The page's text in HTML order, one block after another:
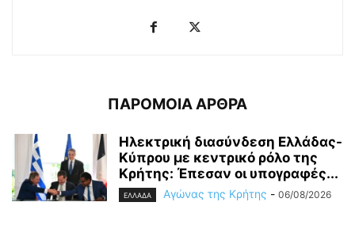
ΠΑΡΟΜΟΙΑ ΑΡΘΡΑ
Ηλεκτρική διασύνδεση Ελλάδας-
Κύπρου με κεντρικό ρόλο της
Κρήτης: Έπεσαν οι υπογραφές...
ΕΛΛΑΔΑ Αγώνας της Κρήτης - 06/08/2026